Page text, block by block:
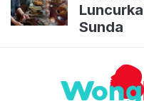
Sunda